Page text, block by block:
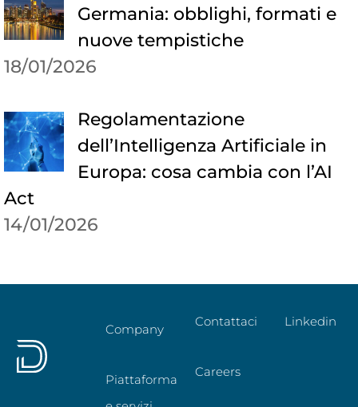
Germania: obblighi, formati e
nuove tempistiche
18/01/2026
Regolamentazione
dell’Intelligenza Artificiale in
Europa: cosa cambia con l’AI
Act
14/01/2026
Company
Piattaforma
Contattaci
Careers
Linkedin